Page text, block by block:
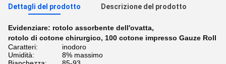
Dettagli del prodotto Descrizione del prodotto
Evidenziare: rotolo assorbente dell'ovatta,
rotolo di cotone chirurgico, 100 cotone impresso Gauze Roll
Caratteri:
inodoro
Umidità:
8% massimo